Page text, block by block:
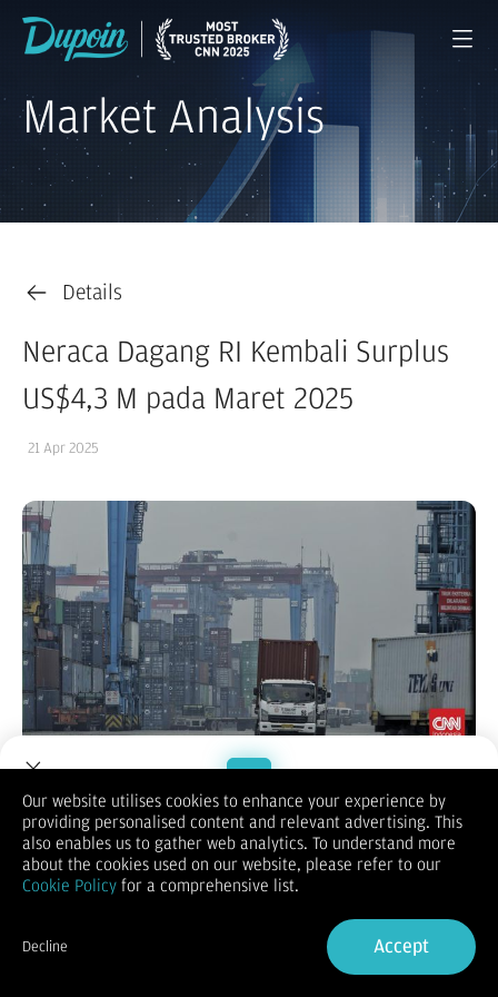
Market Analysis
Details
Neraca Dagang RI Kembali Surplus
US$4,3 M pada Maret 2025
21 Apr 2025
Badan Pusat Statistik (BPS) mencatat neraca perdagangan
barang Indonesia kembali mencatat surplus sebesar US$4,33
miliar pada Maret 2025.
Realisasi ini naik US$1,23 miliar dibandingkan Februari 2025.
"Dengan demikian, neraca perdagangan Indonesia telah
mencatatkan surplus selama 59 bulan berturut-turut sejak Mei
2020," ujar Kepala BPS Amalia Adininggar Widyasanti dalam
Menurutnya, surplus neraca dagang lebih ditopang oleh
nonmigas sebesar US$6 miliar, dengan komoditas yang
Welcome to Dupoin.
Trade with a Trusted Broker
Sign in
Our website utilises cookies to enhance your experience by
providing personalised content and relevant advertising. This
also enables us to gather web analytics. To understand more
about the cookies used on our website, please refer to our
Cookie Policy for a comprehensive list.
Decline Accept